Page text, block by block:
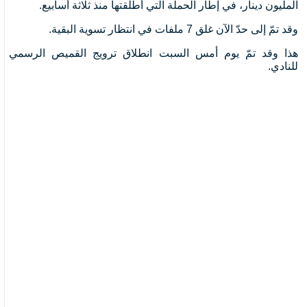
المليون دينار، في إطار الحملة التي أطلقتها منذ ثلاثة أسابيع.
وقد تمّ إلى حدّ الآن غلق 7 ملفات في انتظار تسوية البقية.
هذا وقد تمّ يوم أمس السبت انطلاق ترويج القميص الرسمي
للنادي.